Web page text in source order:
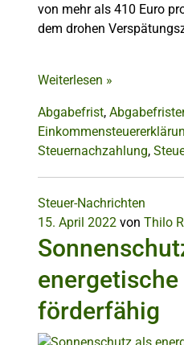
von mehr als 410 Euro
dem drohen
Weiterlesen »
Abgabefrist,
Steuernachzahlung,
Steuer-Nachrichten
15. April 2022 von Thilo
förderfähig